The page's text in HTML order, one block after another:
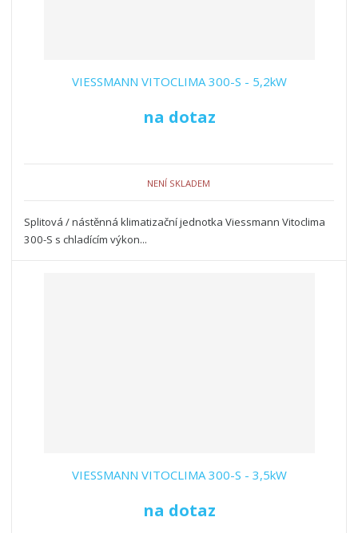
VIESSMANN VITOCLIMA 300-S - 5,2kW
na dotaz
NENÍ SKLADEM
Splitová / nástěnná klimatizační jednotka Viessmann Vitoclima
300-S s chladícím výkon...
VIESSMANN VITOCLIMA 300-S - 3,5kW
na dotaz